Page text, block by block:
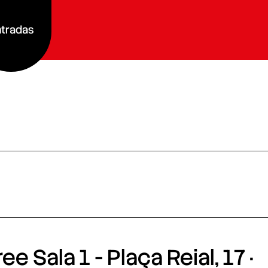
Sala 1 - Plaça Reial, 17 ·